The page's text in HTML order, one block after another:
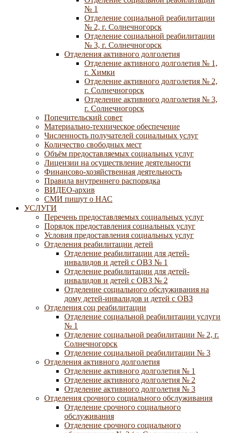
№ 1
Отделение социальной реабилитации
№ 2, г. Солнечногорск
Отделение социальной реабилитации
№ 3, г. Солнечногорск
Отделения активного долголетия
Отделение активного долголетия № 1,
г. Химки
Отделение активного долголетия № 2,
г. Солнечногорск
Отделение активного долголетия № 3,
г. Солнечногорск
Попечительский совет
Материально-техническое обеспечение
Численность получателей социальных услуг
Количество свободных мест
Объём предоставляемых социальных услуг
Лицензии на осуществление деятельности
Финансово-хозяйственная деятельность
Правила внутреннего распорядка
ВИДЕО-архив
СМИ пишут о НАС
УСЛУГИ
Перечень предоставляемых социальных услуг
Порядок предоставления социальных услуг
Условия предоставления социальных услуг
Отделения реабилитации детей
Отделение реабилитации для детей-
инвалидов и детей с ОВЗ № 1
Отделение реабилитации для детей-
инвалидов и детей с ОВЗ № 2
Отделение социального обслуживания на
дому детей-инвалидов и детей с ОВЗ
Отделения соц реабилитации
Отделение социальной реабилитации услуги
№ 1
Отделение социальной реабилитации № 2, г.
Солнечногорск
Отделение социальной реабилитации № 3
Отделения активного долголетия
Отделение активного долголетия № 1
Отделение активного долголетия № 2
Отделение активного долголетия № 3
Отделения срочного социального обслуживания
Отделение срочного социального
обслуживания
Отделение срочного социального